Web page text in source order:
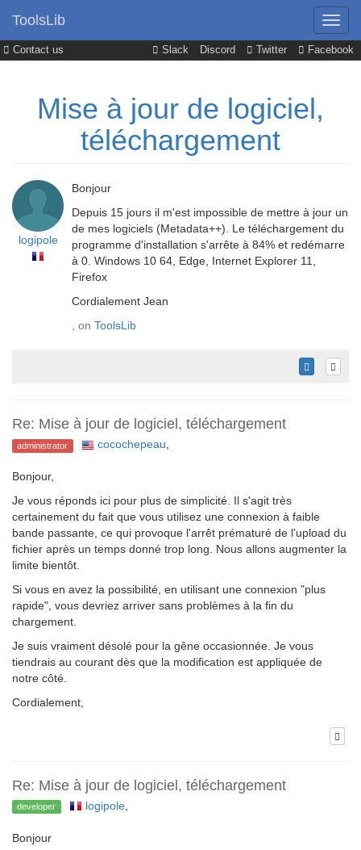
Contact us Slack Discord Twitter Facebook
ToolsLib
Mise à jour de logiciel,
téléchargement
logipole
Bonjour
Depuis 15 jours il m'est impossible de mettre à jour un
de mes logiciels (Metadata++). Le téléchargement du
programme d'installation s'arrête à 84% et redémarre
à 0. Windows 10 64, Edge, Internet Explorer 11,
Firefox
Cordialement Jean
, on ToolsLib
Re: Mise à jour de logiciel, téléchargement
administrator cocochepeau,
Bonjour,
Je vous réponds ici pour plus de simplicité. Il s'agit très
certainement du fait que vous utilisez une connexion à faible
bande passante, ce qui provoque l'arrêt prématuré de l'upload du
fichier après un temps donné trop long. Nous allons augmenter la
limite bientôt.
Si vous en avez la possibilité, en utilisant une connexion "plus
rapide", vous devriez arriver sans problèmes à la fin du
chargement.
Je suis vraiment désolé pour la gêne occasionnée. Je vous
tiendrais au courant dès que la modification est appliquée de
notre côté.
Cordialement,
Re: Mise à jour de logiciel, téléchargement
developer logipole,
Bonjour